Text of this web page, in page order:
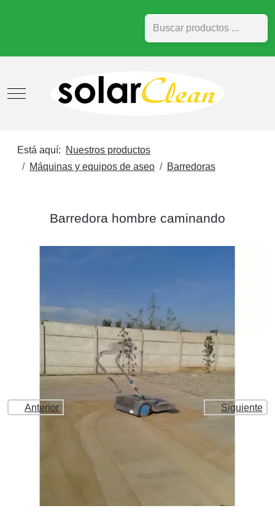
Buscar
Mobile Menu Toggle
Está aquí:
Nuestros productos
Máquinas y equipos de aseo
Barredoras
Barredora hombre caminando
Anterior Siguiente